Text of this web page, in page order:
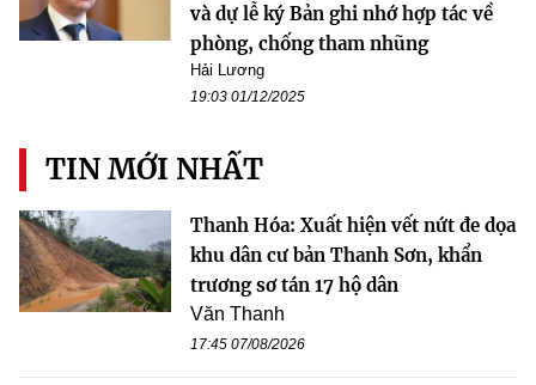
và dự lễ ký Bản ghi nhớ hợp tác về
phòng, chống tham nhũng
Hải Lương
19:03 01/12/2025
TIN MỚI NHẤT
Thanh Hóa: Xuất hiện vết nứt đe dọa
khu dân cư bản Thanh Sơn, khẩn
trương sơ tán 17 hộ dân
Văn Thanh
17:45 07/08/2026